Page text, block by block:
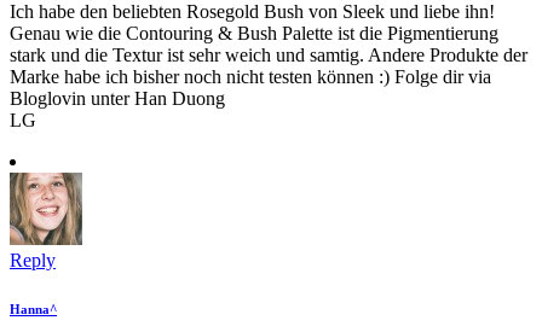
Ich habe den beliebten Rosegold Bush von Sleek und liebe ihn!
Genau wie die Contouring & Bush Palette ist die Pigmentierung
stark und die Textur ist sehr weich und samtig. Andere Produkte der
Marke habe ich bisher noch nicht testen können :) Folge dir via
Bloglovin unter Han Duong
LG
Reply
Hanna^